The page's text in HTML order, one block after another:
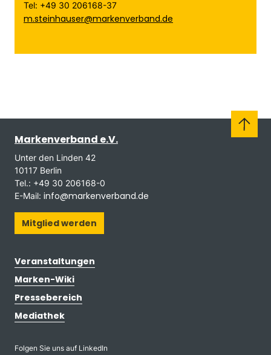
Tel: +49 30 206168-37
m.steinhauser@markenverband.de
Markenverband e.V.
Unter den Linden 42
10117 Berlin
Tel.: +49 30 206168-0
E-Mail: info@markenverband.de
Mitglied werden
Veranstaltungen
Marken-Wiki
Pressebereich
Mediathek
Folgen Sie uns auf LinkedIn